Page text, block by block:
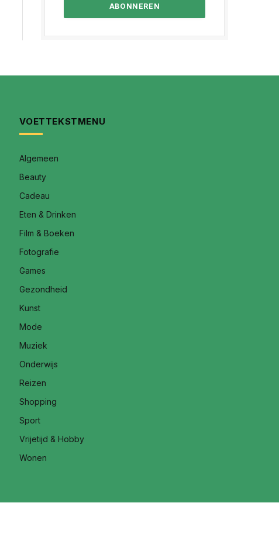
VOETTEKSTMENU
Algemeen
Beauty
Cadeau
Eten & Drinken
Film & Boeken
Fotografie
Games
Gezondheid
Kunst
Mode
Muziek
Onderwijs
Reizen
Shopping
Sport
Vrijetijd & Hobby
Wonen